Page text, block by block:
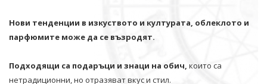
Нови тенденции в изкуството и културата, облеклото и
парфюмите може да се възродят.
Подходящи са подаръци и знаци на обич, които са
нетрадиционни, но отразяват вкус и стил.